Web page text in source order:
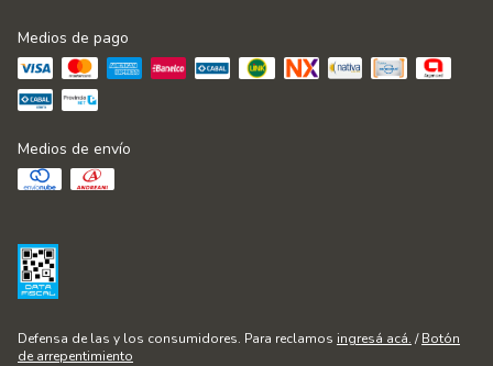
Medios de pago
Medios de envío
Defensa de las y los consumidores. Para reclamos ingresá acá. / Botón
de arrepentimiento